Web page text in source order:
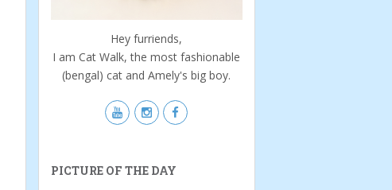
Hey furriends,
I am Cat Walk, the most fashionable
(bengal) cat and Amely's big boy.
PICTURE OF THE DAY